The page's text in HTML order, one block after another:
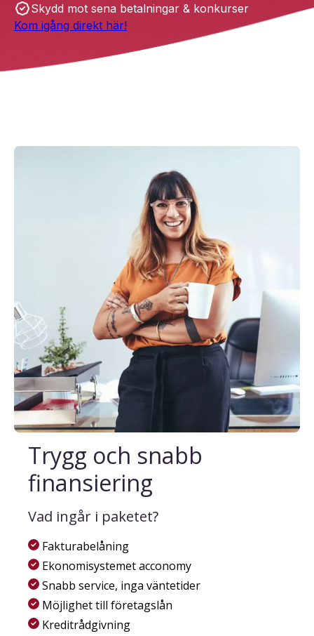
Skydd mot sena betalningar & konkurser
Kom igång direkt här!
Trygg och snabb
finansiering
Vad ingår i paketet?
Fakturabelåning
Ekonomisystemet acconomy
Snabb service, inga väntetider
Möjlighet till företagslån
Kreditrådgivning